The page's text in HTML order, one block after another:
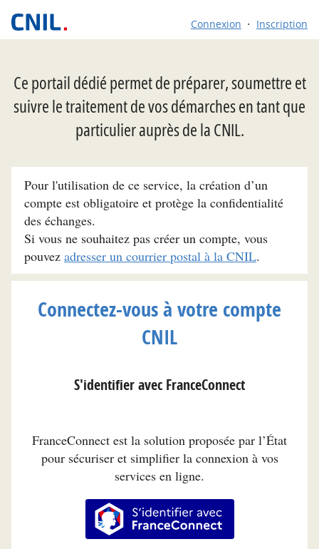
Connexion Inscription
Ce portail dédié permet de préparer, soumettre et
suivre le traitement de vos démarches en tant que
particulier auprès de la CNIL.
Pour l'utilisation de ce service, la création d’un
compte est obligatoire et protège la confidentialité
des échanges.
Si vous ne souhaitez pas créer un compte, vous
pouvez adresser un courrier postal à la CNIL.
Connectez-vous à votre compte
CNIL
S'identifier avec FranceConnect
FranceConnect est la solution proposée par l’État
pour sécuriser et simplifier la connexion à vos
services en ligne.
S’identifier avec